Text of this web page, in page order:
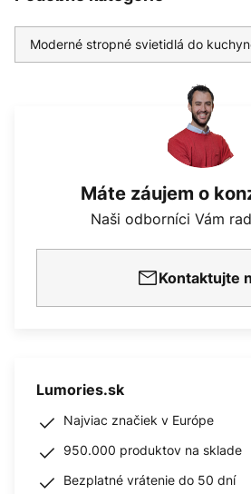
Moderné stropné svietidlá do
Máte záujem o
Naši odborníci Vám
Kontaktujte
Lumories.sk
Najviac značiek v Európe
950.000 produktov na sklade
Bezplatné vrátenie do 50 dní